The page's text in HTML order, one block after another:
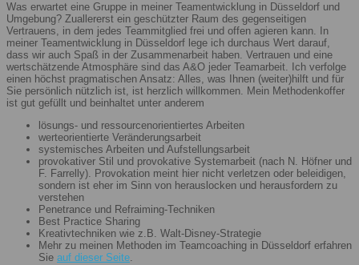
Was erwartet eine Gruppe in meiner Teamentwicklung in Düsseldorf und
Umgebung? Zuallererst ein geschützter Raum des gegenseitigen
Vertrauens, in dem jedes Teammitglied frei und offen agieren kann. In
meiner Teamentwicklung in Düsseldorf lege ich durchaus Wert darauf,
dass wir auch Spaß in der Zusammenarbeit haben. Vertrauen und eine
wertschätzende Atmosphäre sind das A&O jeder Teamarbeit. Ich verfolge
einen höchst pragmatischen Ansatz: Alles, was Ihnen (weiter)hilft und für
Sie persönlich nützlich ist, ist herzlich willkommen. Mein Methodenkoffer
ist gut gefüllt und beinhaltet unter anderem
lösungs- und ressourcenorientiertes Arbeiten
werteorientierte Veränderungsarbeit
systemisches Arbeiten und Aufstellungsarbeit
provokativer Stil und provokative Systemarbeit (nach N. Höfner und
F. Farrelly). Provokation meint hier nicht verletzen oder beleidigen,
sondern ist eher im Sinn von herauslocken und herausfordern zu
verstehen
Penetrance und Refraiming-Techniken
Best Practice Sharing
Kreativtechniken wie z.B. Walt-Disney-Strategie
Mehr zu meinen Methoden im Teamcoaching in Düsseldorf erfahren
Sie auf dieser Seite.